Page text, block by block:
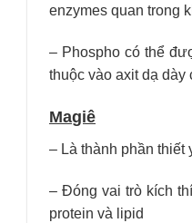
enzymes quan trong
– Phospho có thể
thuộc vào axit dạ dày
Magiê
– Là thành phần thiết
– Đóng vai trò kích
protein và lipid